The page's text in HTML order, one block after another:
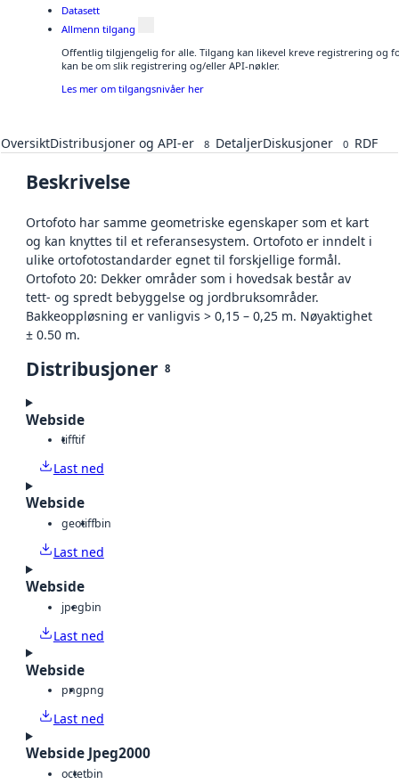
Datasett
Allmenn tilgang
Offentlig tilgjengelig for alle. Tilgang kan likevel kreve registrering og
kan be om slik registrering og/eller API-nøkler.
Les mer om tilgangsnivåer her
OversiktDistribusjoner og API-er 8 DetaljerDiskusjoner 0 RDF
Beskrivelse
Ortofoto har samme geometriske egenskaper som et kart
og kan knyttes til et referansesystem. Ortofoto er inndelt i
ulike ortofotostandarder egnet til forskjellige formål.
Ortofoto 20: Dekker områder som i hovedsak består av
tett- og spredt bebyggelse og jordbruksområder.
Bakkeoppløsning er vanligvis > 0,15 – 0,25 m. Nøyaktighet
± 0.50 m.
Distribusjoner 8
Webside
tifftif
Last ned
Webside
geotiffbin
Last ned
Webside
jpegbin
Last ned
Webside
pngpng
Last ned
Webside Jpeg2000
octetbin